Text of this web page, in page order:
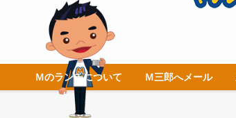
Ｍのランチについて Ｍ三郎へメール